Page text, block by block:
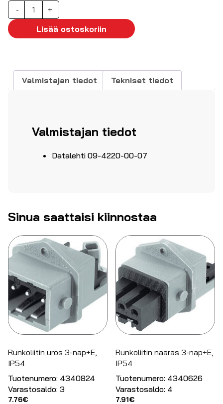
-
Runkonaaras
sarja
693
7-
määrä
+
Lisää ostoskoriin
Valmistajan tiedot Tekniset tiedot
Valmistajan tiedot
Datalehti 09-4220-00-07
Sinua saattaisi kiinnostaa
Runkoliitin uros 3-nap+E,
IP54
Tuotenumero: 4340824
Varastosaldo: 3
7.76€
Runkoliitin naaras 3-nap+E,
IP54
Tuotenumero: 4340626
Varastosaldo: 4
7.91€